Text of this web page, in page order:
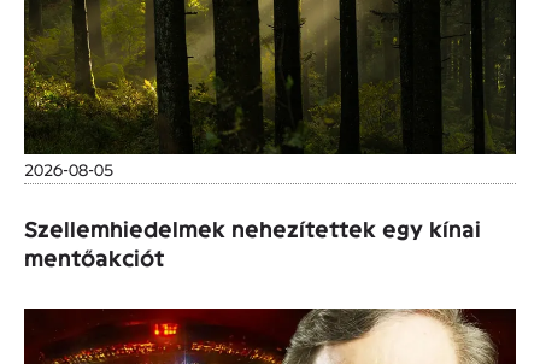
2026-08-05
Szellemhiedelmek nehezítettek egy kínai
mentőakciót